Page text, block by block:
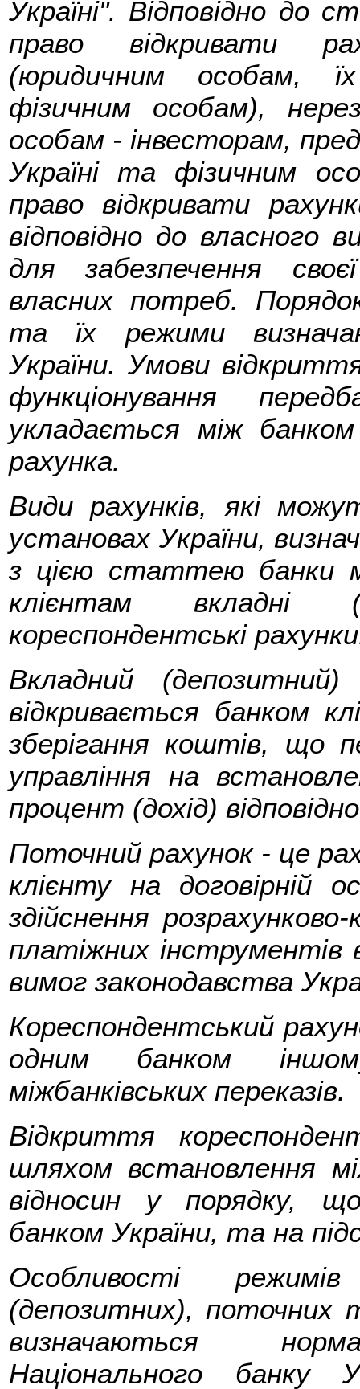
Україні". Відповідно до
право відкривати
(юридичним особам, їх
фізичним особам),
особам - інвесторам,
Україні та фізичним
право відкривати
відповідно до власного
для забезпечення
власних потреб.
та їх режими
України. Умови
функціонування
укладається між
рахунка.
Види рахунків, які
установах України,
з цією статтею банки
клієнтам вкладні
кореспондентські
Вкладний
відкривається банком
зберігання коштів, що
управління на
процент (дохід)
Поточний рахунок - це
клієнту на договірній
здійснення
платіжних інструментів
вимог законодавства
Кореспондентський
одним банком
міжбанківських переказів.
Відкриття
шляхом встановлення
відносин у порядку,
банком України, та на
Особливості
(депозитних), поточних
визначаються
Національного